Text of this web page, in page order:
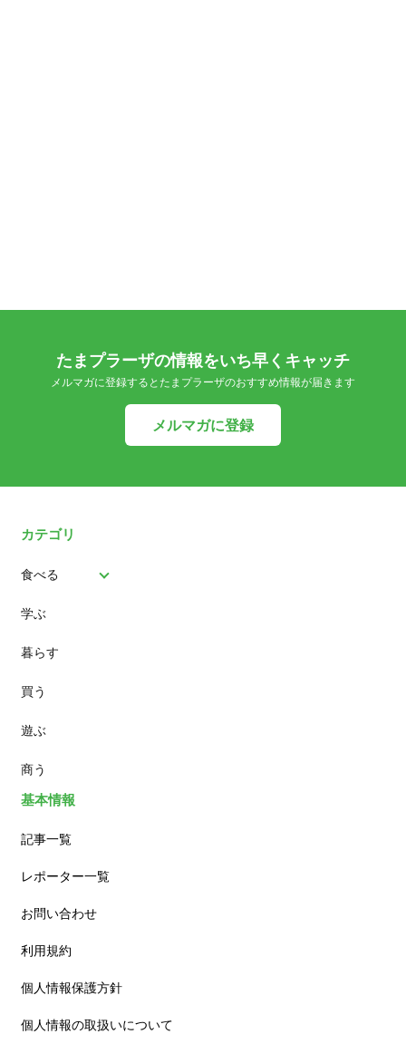
たまプラーザの情報をいち早くキャッチ
メルマガに登録するとたまプラーザのおすすめ情報が届きます
メルマガに登録
カテゴリ
食べる
パン
スイーツ
ランチ
カフェ
学ぶ
暮らす
買う
遊ぶ
商う
基本情報
記事一覧
レポーター一覧
お問い合わせ
利用規約
個人情報保護方針
個人情報の取扱いについて